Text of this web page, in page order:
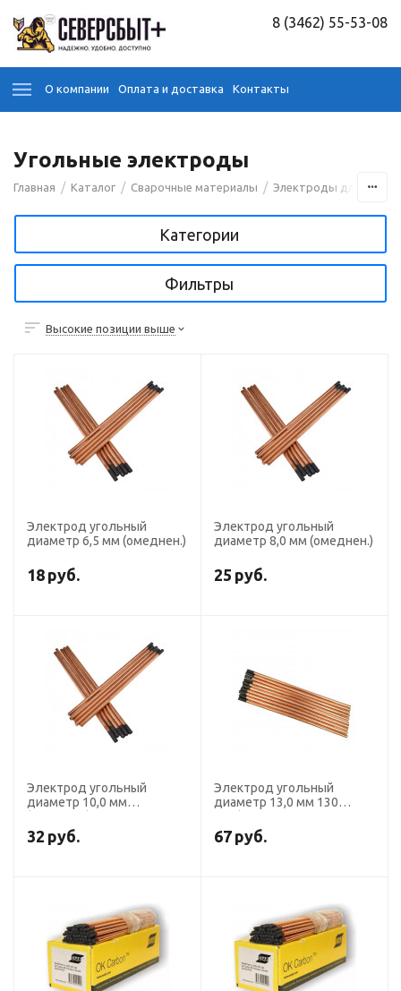
8 (3462) 55-53-08
О компании Оплата и доставка Контакты
Угольные электроды
Главная / Каталог / Сварочные материалы / Электроды для сварки
Категории
Фильтры
Высокие позиции выше
Электрод угольный
диаметр 6,5 мм (омеднен.)
18 руб.
Электрод угольный
диаметр 8,0 мм (омеднен.)
25 руб.
Электрод угольный
диаметр 10,0 мм
32 руб.
Электрод угольный
диаметр 13,0 мм 130
шт.), BINZEL, для ручной
сварки
67 руб.